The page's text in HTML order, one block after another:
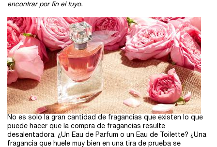
encontrar por fin el tuyo.
No es solo la gran cantidad de fragancias que existen lo que
puede hacer que la compra de fragancias resulte
desalentadora. ¿Un Eau de Parfum o un Eau de Toilette? ¿Una
fragancia que huele muy bien en una tira de prueba se